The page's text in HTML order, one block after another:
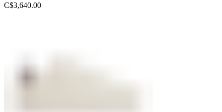
C$3,640.00